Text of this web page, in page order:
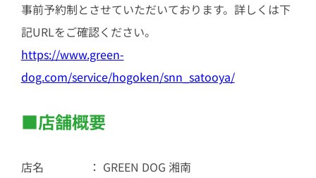
事前予約制とさせていただいております。詳しくは下
記URLをご確認ください。
https://www.green-
dog.com/service/hogoken/snn_satooya/
■店舗概要
店名 ： GREEN DOG 湘南